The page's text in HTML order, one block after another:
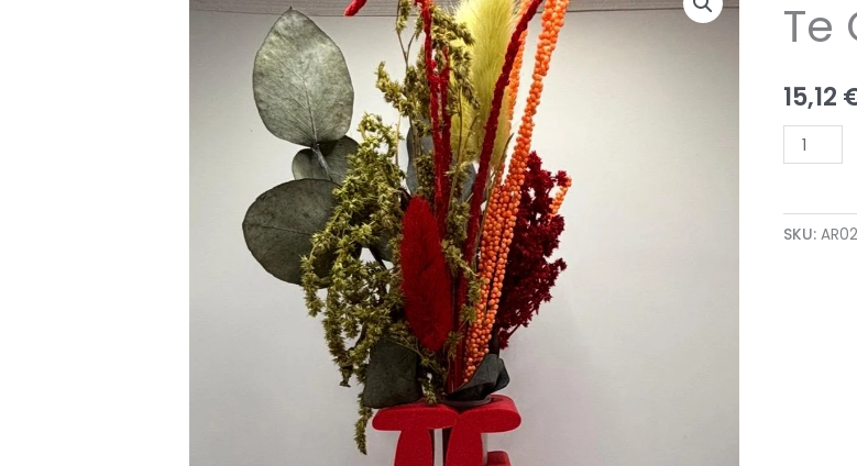
Te
15,12
Te
Quiero
cantidad
SKU: AR02